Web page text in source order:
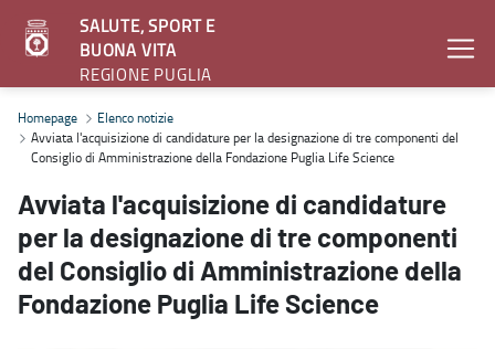
SALUTE, SPORT E
BUONA VITA
REGIONE PUGLIA
Avviata l'acquisizione di candidature per la designazione di tre
Homepage
Elenco notizie
Avviata l'acquisizione di candidature per la designazione di tre componenti del
Consiglio di Amministrazione della Fondazione Puglia Life Science
Avviata l'acquisizione di candidature
per la designazione di tre componenti
del Consiglio di Amministrazione della
Fondazione Puglia Life Science